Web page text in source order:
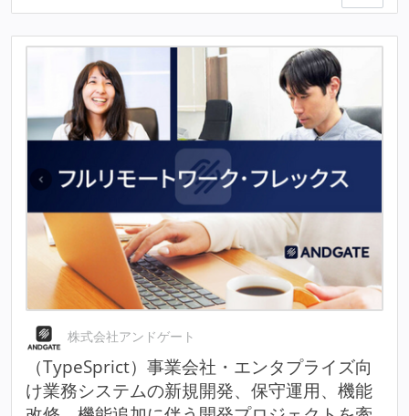
株式会社アンドゲート
（TypeSprict）事業会社・エンタプライズ向
け業務システムの新規開発、保守運用、機能